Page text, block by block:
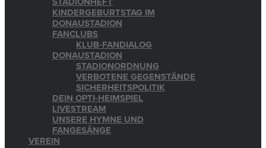
KINDERGEBURTSTAG IM
DONAUSTADION
FANCLUBS
KLUB-FANDIALOG
DONAUSTADION
STADIONORDNUNG
VERBOTENE GEGENSTÄNDE
SICHERHEITSPOLITIK
DEIN OPTI-HEIMSPIEL
LIVESTREAM
UNSERE HYMNE UND
FANGESÄNGE
VEREIN